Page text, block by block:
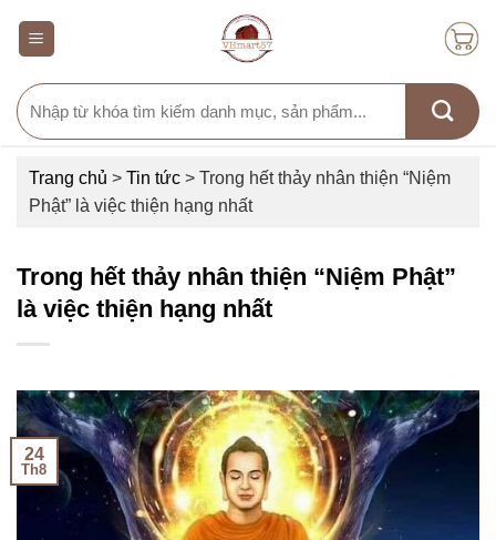
Search
for:
Trang chủ > Tin tức > Trong hết thảy nhân thiện “Niệm
Phật” là việc thiện hạng nhất
Trong hết thảy nhân thiện “Niệm Phật”
là việc thiện hạng nhất
24
Th8